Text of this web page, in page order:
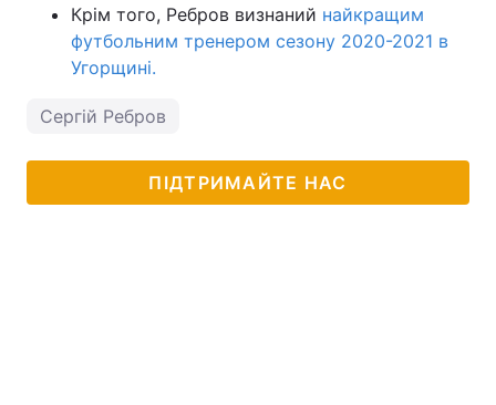
Крім того, Ребров визнаний найкращим
футбольним тренером сезону 2020-2021 в
Угорщині.
Сергій Ребров
ПІДТРИМАЙТЕ НАС